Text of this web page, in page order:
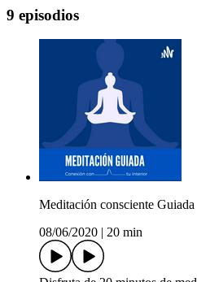
9 episodios
Meditación consciente Guiada
08/06/2020
20 min